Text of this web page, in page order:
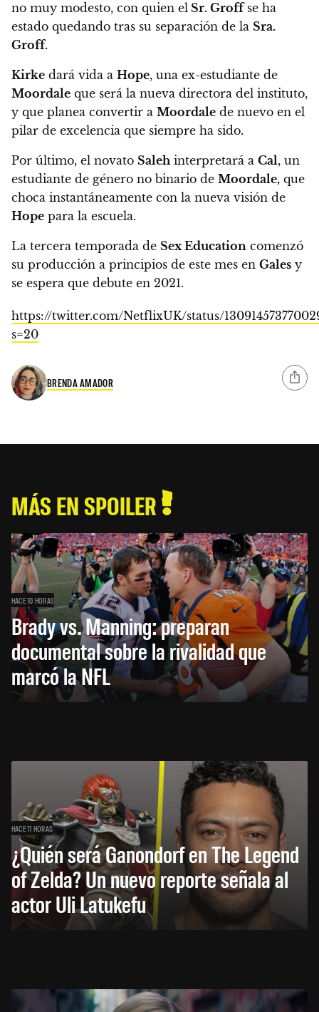
no muy modesto, con quien el Sr. Groffse ha
estado quedando tras su separación de la Sra.
Groff.
Kirke dará vida a Hope, una ex-estudiante de
Moordale que será la nueva directora del instituto,
y que planea convertir a Moordale de nuevo en el
pilar de excelencia que siempre ha sido.
Por último, el novato Salehinterpretará a Cal, un
estudiante de género no binario de Moordale, que
choca instantáneamente con la nueva visión de
Hope para la escuela.
La tercera temporada de Sex Education comenzó
su producción a principios de este mes en Gales y
se espera que debute en 2021.
https://twitter.com/NetflixUK/status/
s=20
BRENDA AMADOR
MÁS EN SPOILER
HACE 10 HORAS
Brady vs. Manning: preparan
documental sobre la rivalidad que
marcó la NFL
HACE 11 HORAS
¿Quién será Ganondorf en The Legend
of Zelda? Un nuevo reporte señala al
actor Uli Latukefu